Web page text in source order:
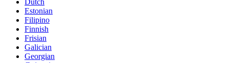
Dutch
Estonian
Filipino
Finnish
Frisian
Galician
Georgian